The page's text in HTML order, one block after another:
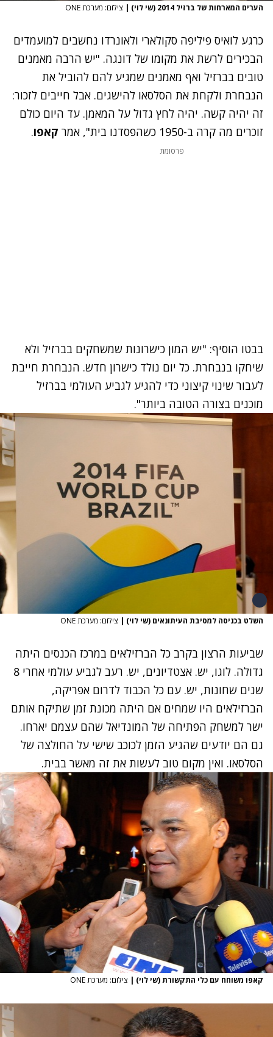
הערים המארחות של ברזיל 2014 (שי לוי) | צילום: מערכת ONE
כרגע לואיס פיליפה סקולארי ולאונרדו נחשבים למועמדים
הבכירים לרשת את מקומו של דונגה. "יש הרבה מאמנים
טובים בברזיל ואף מאמנים שמגיע להם להוביל את
הנבחרת ולקחת את הסלסאו להישגים. אבל חייבים לזכור:
זה יהיה קשה. יהיה לחץ גדול על המאמן. עד היום כולם
זוכרים מה קרה ב-1950 כשהפסדנו בית", אמר
קאפו.
פרסומת
בבטו הוסיף: "יש המון כישרונות שמשחקים בברזיל ולא
שיחקו בנבחרת. כל יום נולד כישרון חדש. הנבחרת חייבת
לעבור שינוי קיצוני כדי להגיע לגביע העולמי בברזיל
מוכנים בצורה הטובה ביותר".
השלט בכניסה למסיבת העיתונאים (שי לוי) | צילום: מערכת ONE
שביעות הרצון בקרב כל הברזילאים במרכז הכנסים היתה
גדולה. לוגו, יש. אצטדיונים, יש. רעב לגביע עולמי אחרי 8
שנים שחונות, יש. עם כל הכבוד לדרום אפריקה,
הברזילאים היו שמחים אם היתה מכונת זמן שתיקח אותם
ישר למשחק הפתיחה של המונדיאל שהם עצמם יארחו.
גם הם יודעים שהגיע הזמן לכוכב שישי על החולצה של
הסלסאו. ואין מקום טוב לעשות את זה מאשר בבית.
קאפו משוחח עם כלי התקשורת (שי לוי) | צילום: מערכת ONE